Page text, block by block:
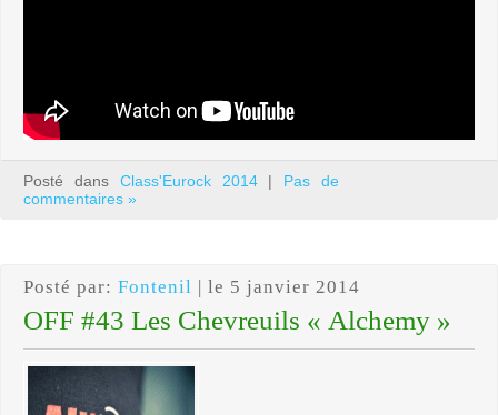
Posté dans Class'Eurock 2014| Pas de
commentaires »
Posté par: Fontenil | le 5 janvier 2014
OFF #43 Les Chevreuils « Alchemy »